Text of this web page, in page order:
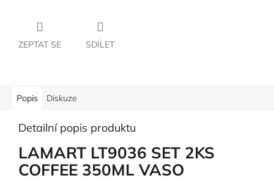
ZEPTAT SE SDÍLET
Popis Diskuze
Detailní popis produktu
LAMART LT9036 SET 2KS
COFFEE 350ML VASO